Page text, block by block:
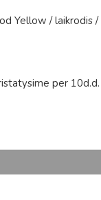
Yellow /laikrodis /
per 10d.d.